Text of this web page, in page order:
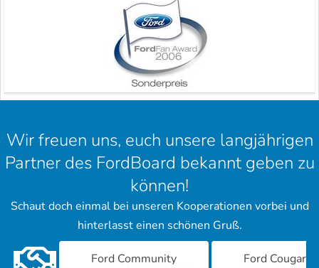
Wir freuen uns, euch unsere langjährigen
Partner des FordBoard bekannt geben zu
können!
Schaut doch einmal bei unseren Kooperationen vorbei und
hinterlasst einen schönen Gruß.
Ford Community
Ford Cougar